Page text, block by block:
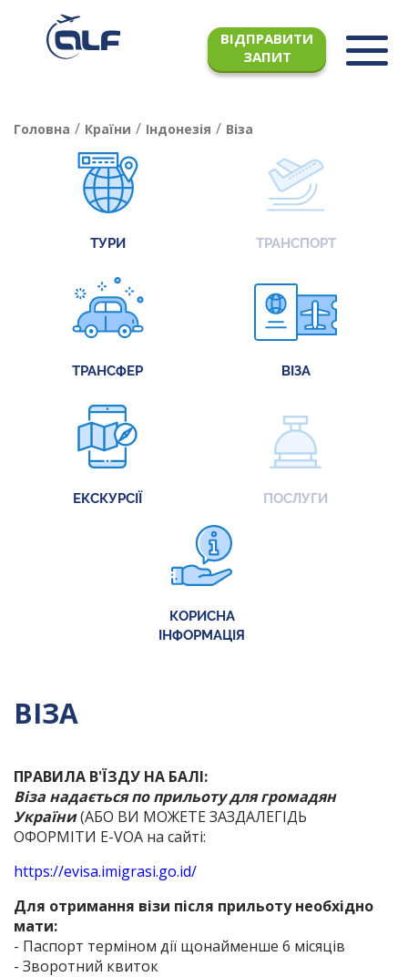
ВІДПРАВИТИ
ЗАПИТ
Головна / Країни / Індонезія / Віза
ТУРИ ТРАНСПОРТ
ТРАНСФЕР ВІЗА
ЕКСКУРСІЇ ПОСЛУГИ
КОРИСНА
ІНФОРМАЦІЯ
ВІЗА
ПРАВИЛА В'ЇЗДУ НА БАЛІ:
Віза надається по прильоту для громадян
України(АБО ВИ МОЖЕТЕ ЗАЗДАЛЕГІДЬ
ОФОРМІТИ E-VOA на сайті:
https://evisa.imigrasi.go.id/
Для отримання візи після прильоту необхідно
мати:
- Паспорт терміном дії щонайменше 6 місяців
- Зворотний квиток